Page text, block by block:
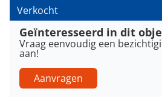
Verkocht
Geïnteresseerd in dit
Vraag eenvoudig een
aan!
Aanvragen